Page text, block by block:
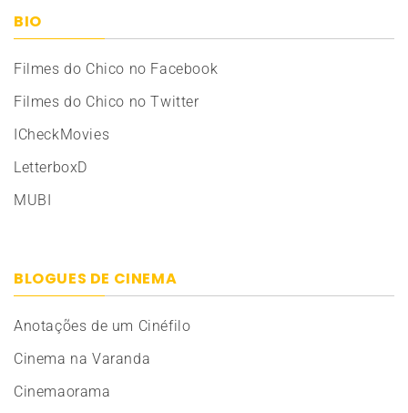
BIO
Filmes do Chico no Facebook
Filmes do Chico no Twitter
ICheckMovies
LetterboxD
MUBI
BLOGUES DE CINEMA
Anotações de um Cinéfilo
Cinema na Varanda
Cinemaorama